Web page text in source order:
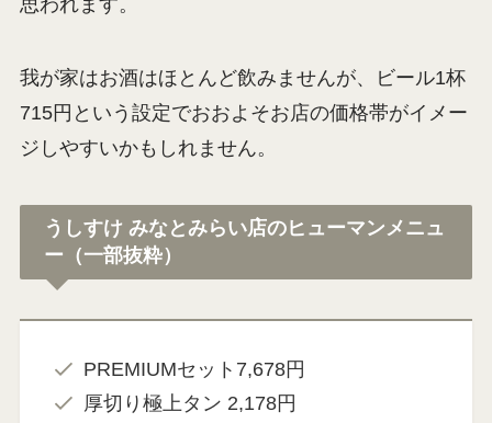
我が家はお酒はほとんど飲みませんが、ビール1杯
715円という設定でおおよそお店の価格帯がイメー
ジしやすいかもしれません。
うしすけ みなとみらい店のヒューマンメニュ
ー（一部抜粋）
PREMIUMセット7,678円
厚切り極上タン 2,178円